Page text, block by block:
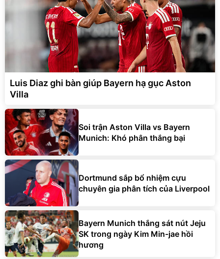
Luis Diaz ghi bàn giúp Bayern hạ gục Aston
Villa
Soi trận Aston Villa vs Bayern
Munich: Khó phân thắng bại
Dortmund sắp bổ nhiệm cựu
chuyên gia phân tích của Liverpool
Bayern Munich thắng sát nút Jeju
SK trong ngày Kim Min-jae hồi
hương